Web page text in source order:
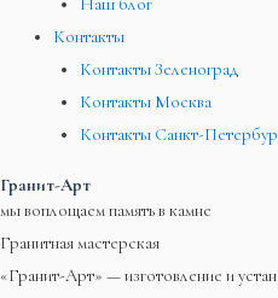
Наш блог
Контакты
Контакты Зеленоград
Контакты Москва
Контакты Санкт-
Гранит-Арт
мы воплощаем память в камне
Гранитная мастерская
«Гранит-Арт» — изготовление и